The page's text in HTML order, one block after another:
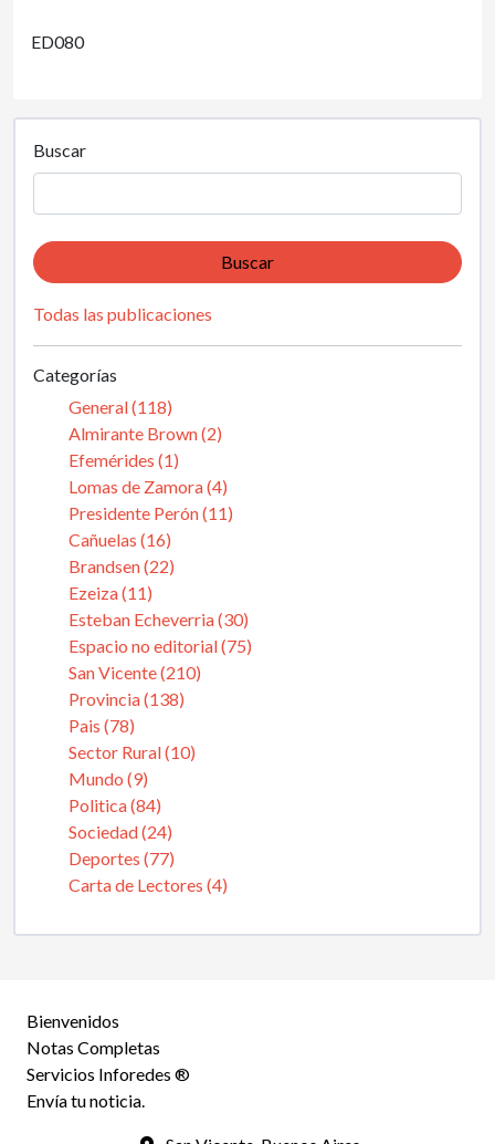
ED080
Buscar
Buscar
Todas las publicaciones
Categorías
General (118)
Almirante Brown (2)
Efemérides (1)
Lomas de Zamora (4)
Presidente Perón (11)
Cañuelas (16)
Brandsen (22)
Ezeiza (11)
Esteban Echeverria (30)
Espacio no editorial (75)
San Vicente (210)
Provincia (138)
Pais (78)
Sector Rural (10)
Mundo (9)
Politica (84)
Sociedad (24)
Deportes (77)
Carta de Lectores (4)
Bienvenidos
Notas Completas
Servicios Inforedes ®
Envía tu noticia.